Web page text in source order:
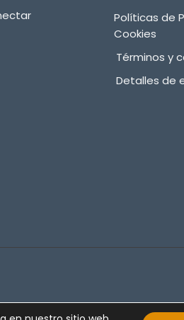
Políticas de
Cookies
Términos y
Detalles de